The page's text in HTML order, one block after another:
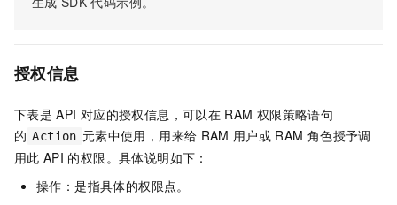
授权信息
下表是 API 对应的授权信息，可以在 RAM 权限策略语句
的 Action 元素中使用，用来给 RAM 用户或 RAM 角色授予调
用此 API 的权限。具体说明如下：
操作：是指具体的权限点。